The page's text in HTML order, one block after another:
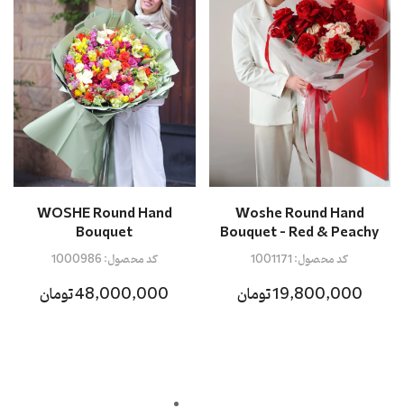
Woshe Round Hand
Bouquet - Red & Peachy
19,800,000 تومان
کد محصول:1001171
WOSHE Round Hand
Bouquet
48,000,000 تومان
کد محصول:1000986